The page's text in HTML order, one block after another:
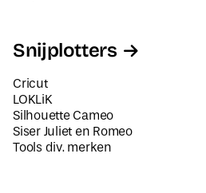
Snijplotters
Cricut
LOKLiK
Silhouette Cameo
Siser Juliet en Romeo
Tools div. merken